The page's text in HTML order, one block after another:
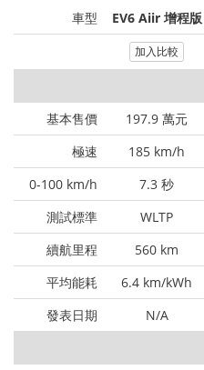
車型 EV6 Aiir 增程版
加入比較
基本售價
197.9 萬元
極速
185 km/h
0-100 km/h
7.3 秒
測試標準
WLTP
續航里程
560 km
平均能耗
6.4 km/kWh
發表日期
N/A